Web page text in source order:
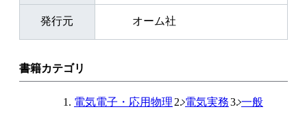
発行元 オーム社
書籍カテゴリ
電気電子・応用物理 電気実務 一般